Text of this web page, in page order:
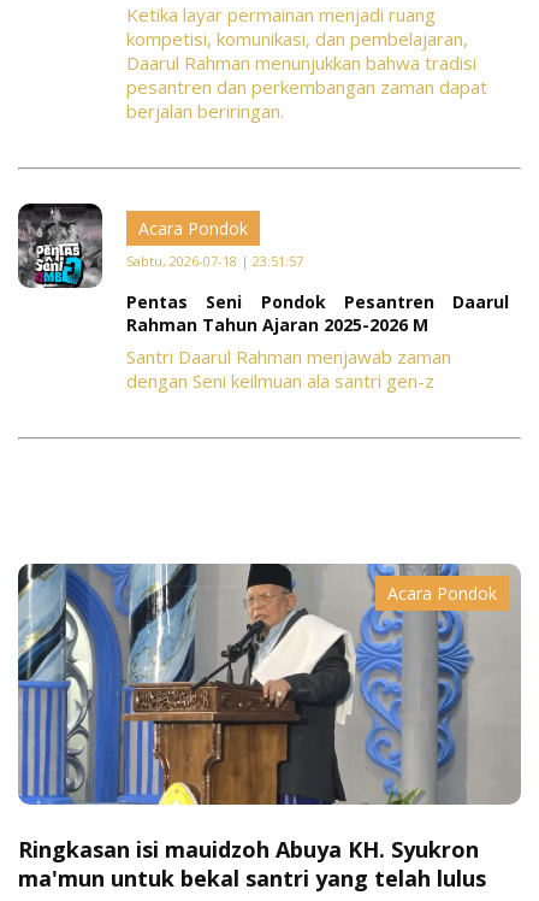
Ketika layar permainan menjadi ruang
kompetisi, komunikasi, dan pembelajaran,
Daarul Rahman menunjukkan bahwa tradisi
pesantren dan perkembangan zaman dapat
berjalan beriringan.
Acara Pondok
Sabtu, 2026-07-18 | 23:51:57
Pentas Seni Pondok Pesantren Daarul
Rahman Tahun Ajaran 2025-2026 M
Santri Daarul Rahman menjawab zaman
dengan Seni keilmuan ala santri gen-z
Acara Pondok
Ringkasan isi mauidzoh Abuya KH. Syukron
ma'mun untuk bekal santri yang telah lulus